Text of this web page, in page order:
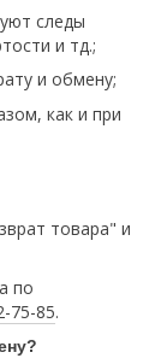
следы
и тд.;
и обмену;
как и при
товара" и
по
75-85.